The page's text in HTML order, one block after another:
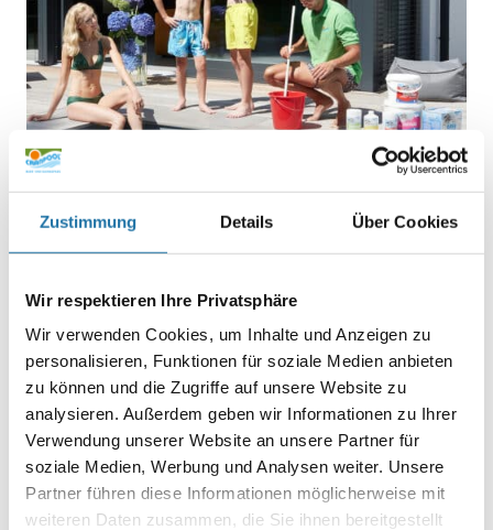
Zustimmung Details Über Cookies
Wir respektieren Ihre Privatsphäre
Wir verwenden Cookies, um Inhalte und Anzeigen zu
personalisieren, Funktionen für soziale Medien anbieten
zu können und die Zugriffe auf unsere Website zu
analysieren. Außerdem geben wir Informationen zu Ihrer
Verwendung unserer Website an unsere Partner für
soziale Medien, Werbung und Analysen weiter. Unsere
Partner führen diese Informationen möglicherweise mit
weiteren Daten zusammen, die Sie ihnen bereitgestellt
Wasserwerte wichtig oder nicht?
Endlich steigen die Temperaturen und die Sonne lädt zum
Baden ein… aber welche Wasserwerte soll ich eigentlich
beachten? pH-Wert Erstmal ist da der pH-Wert. Für eine
optimale Wirkung Ihrer Desinfektionsmittel sowie maximale
Hautfreundlichkeit bzw. das Vermeiden von roten Augen ist…
Autor: